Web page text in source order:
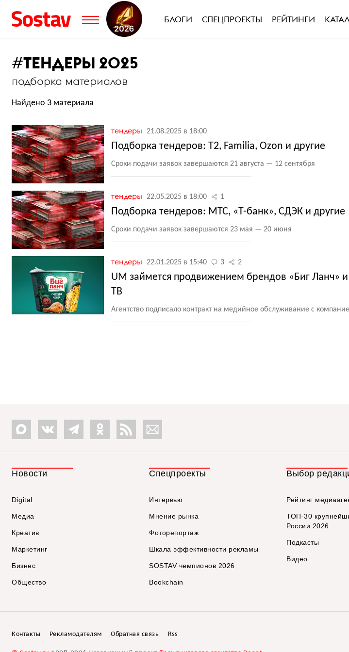
БЛОГИ СПЕЦПРОЕКТЫ РЕЙТИНГИ
#ТЕНДЕРЫ 2025
подборка материалов
Найдено 3 материала
тендеры 21.08.2025 в 18:00
Подборка тендеров: T2, Familia, Ozon и другие
Сроки подачи заявок завершаются 21 августа — 12 сентября
тендеры 22.05.2025 в 18:00 1
Подборка тендеров: МТС, «Т-банк», СДЭК и другие
Сроки подачи заявок завершаются 23 мая — 20 июня
тендеры 22.01.2025 в 15:40 3 2
UM займется продвижением брендов «Биг Ланч»
ТВ
Агентство подписало контракт на медийное обслуживание с
Новости
Digital
Медиа
Креатив
Маркетинг
Бизнес
Общество
Спецпроекты
Интервью
Мнение рынка
Фоторепортаж
Шкала эффективности рекламы
SOSTAV чемпионов 2026
Bookchain
Выбор
Рейтинг
ТОП-30
России 2026
Подкасты
Видео
Контакты Рекламодателям Обратная связь Rss